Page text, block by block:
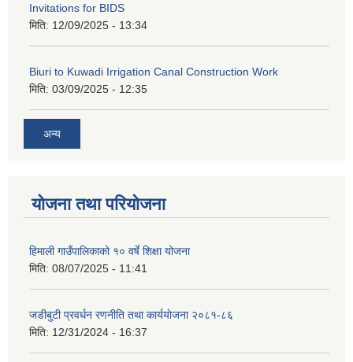
Invitations for BIDS
मिति: 12/09/2025 - 13:34
Biuri to Kuwadi Irrigation Canal Construction Work
मिति: 03/09/2025 - 12:35
अन्य
योजना तथा परियोजना
हिमाली गाउँपालिकाको १० वर्षे शिक्षा योजना
मिति: 08/07/2025 - 11:41
जडीबुटी प्रवर्धन रणनीति तथा कार्ययाेजना २०८१-८६
मिति: 12/31/2024 - 16:37